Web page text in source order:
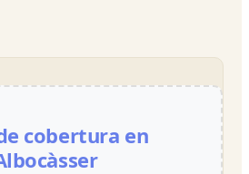
cobertura en